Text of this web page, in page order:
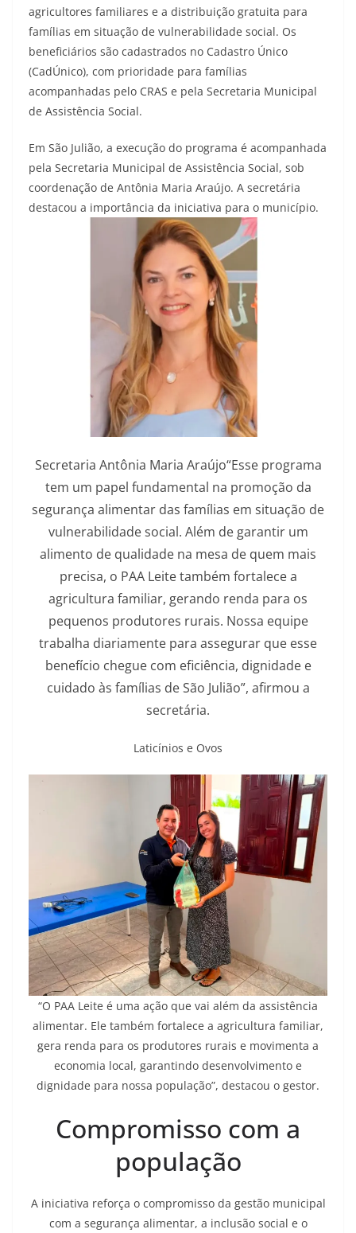
agricultores familiares e a distribuição gratuita para
famílias em situação de vulnerabilidade social. Os
beneficiários são cadastrados no Cadastro Único
(CadÚnico), com prioridade para famílias
acompanhadas pelo CRAS e pela Secretaria Municipal
de Assistência Social.
Em São Julião, a execução do programa é acompanhada
pela Secretaria Municipal de Assistência Social, sob
coordenação de Antônia Maria Araújo. A secretária
destacou a importância da iniciativa para o município.
Secretaria Antônia Maria Araújo“Esse programa
tem um papel fundamental na promoção da
segurança alimentar das famílias em situação de
vulnerabilidade social. Além de garantir um
alimento de qualidade na mesa de quem mais
precisa, o PAA Leite também fortalece a
agricultura familiar, gerando renda para os
pequenos produtores rurais. Nossa equipe
trabalha diariamente para assegurar que esse
benefício chegue com eficiência, dignidade e
cuidado às famílias de São Julião”, afirmou a
secretária.
Laticínios e Ovos
“O PAA Leite é uma ação que vai além da assistência
alimentar. Ele também fortalece a agricultura familiar,
gera renda para os produtores rurais e movimenta a
economia local, garantindo desenvolvimento e
dignidade para nossa população”, destacou o gestor.
Compromisso com a
população
A iniciativa reforça o compromisso da gestão municipal
com a segurança alimentar, a inclusão social e o